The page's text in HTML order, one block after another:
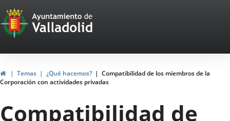
Portal
Web
del
Ayuntamiento
de
Valladolid
HomeTemas ¿Qué hacemos?
Compatibilidad de los miembros de la
Corporación con actividades privadas
Compatibilidad de